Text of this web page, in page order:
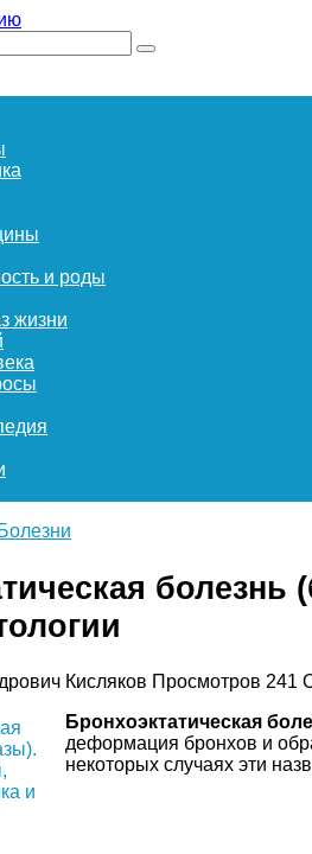
и роды
жизни
Болезни
Кисляков Просмотров 241
Бронхоэктатическая
деформация бронхов и
некоторых случаях эти